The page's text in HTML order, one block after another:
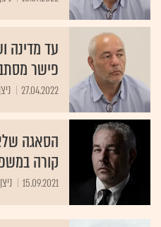
עד מדינה
פישר
27.04.2022
קורה
15.09.2021